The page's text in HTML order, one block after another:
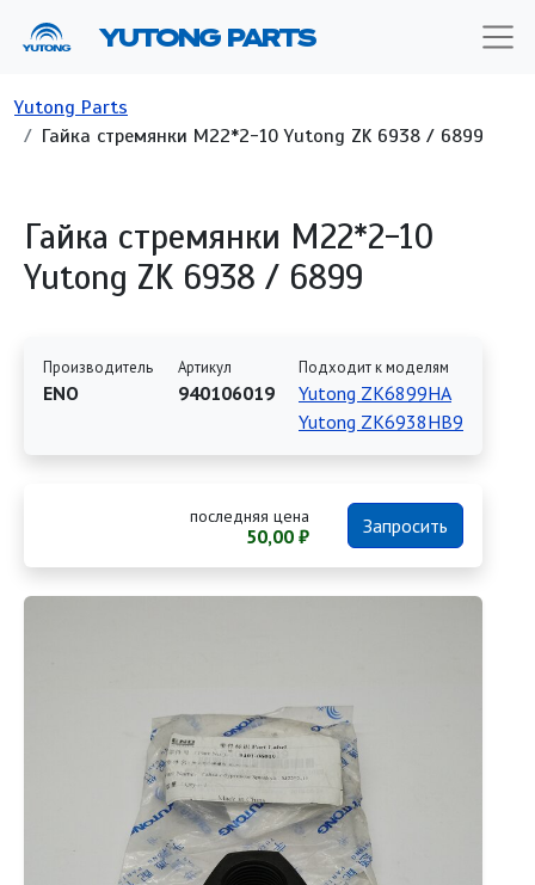
YUTONG PARTS
Строка навигации
Yutong Parts
Гайка стремянки M22*2-10 Yutong ZK 6938 / 6899
Гайка стремянки M22*2-10
Yutong ZK 6938 / 6899
Производитель
ENO
Артикул
940106019
Подходит к моделям
Yutong ZK6899HA
Yutong ZK6938HB9
последняя цена
50,00 ₽ Запросить